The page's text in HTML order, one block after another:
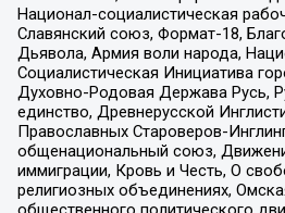
Национал-социалистическая
Славянский союз, Формат-18,
Дьявола, Армия воли народа,
Социалистическая Инициатива
Духовно-Родовая Держава Русь,
единство, Древнерусской
Православных Староверов-
общенациональный союз,
иммиграции, Кровь и Честь, О
религиозных объединениях,